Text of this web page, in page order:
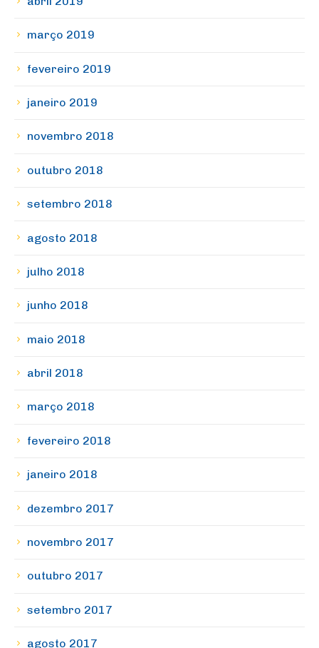
março 2019
fevereiro 2019
janeiro 2019
novembro 2018
outubro 2018
setembro 2018
agosto 2018
julho 2018
junho 2018
maio 2018
abril 2018
março 2018
fevereiro 2018
janeiro 2018
dezembro 2017
novembro 2017
outubro 2017
setembro 2017
agosto 2017